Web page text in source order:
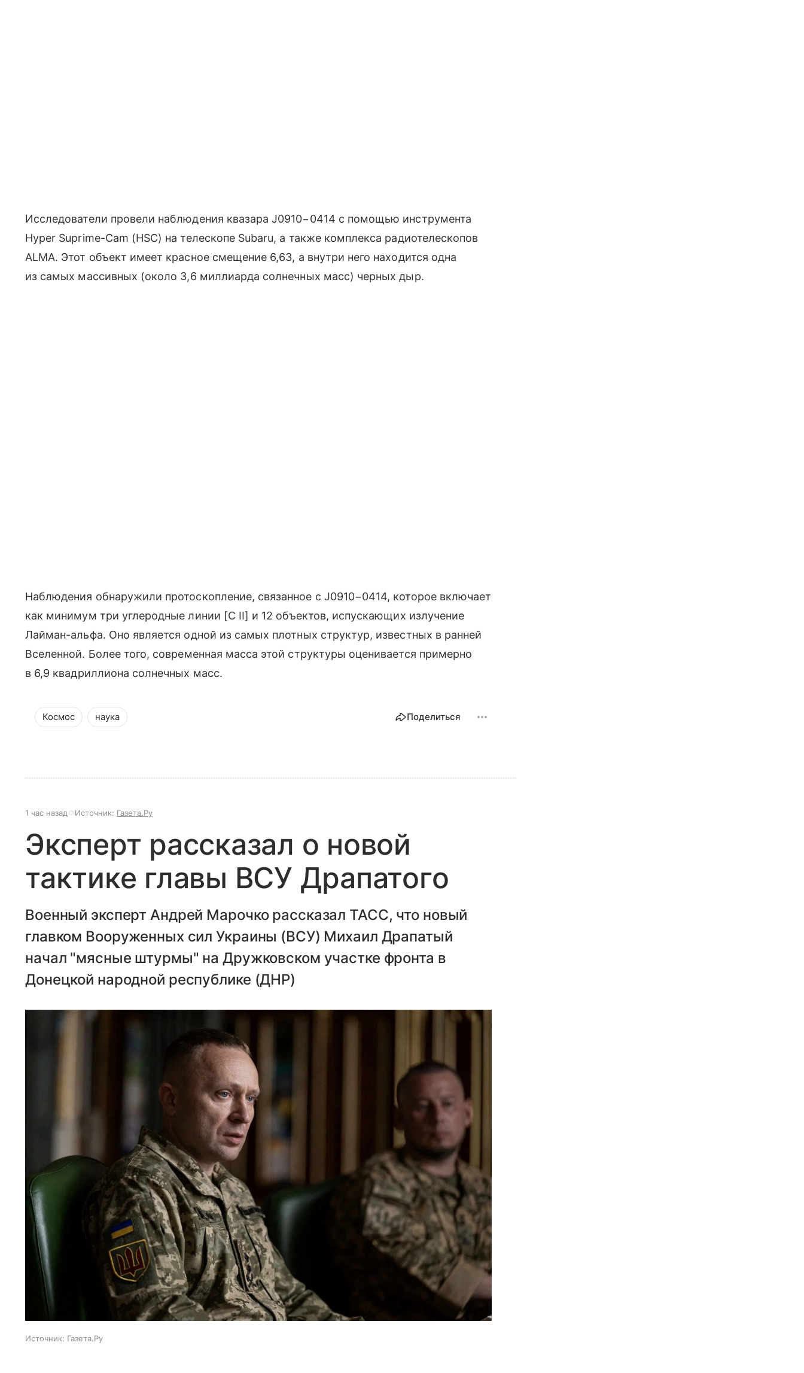
Исследователи провели наблюдения квазара J0910−0414 с помощью инструмента
Hyper Suprime-Cam (HSC) на телескопе Subaru, а также комплекса радиотелескопов
ALMA. Этот объект имеет красное смещение 6,63, а внутри него находится одна
из самых массивных (около 3,6 миллиарда солнечных масс) черных дыр.
Наблюдения обнаружили протоскопление, связанное с J0910−0414, которое включает
как минимум три углеродные линии [C II] и 12 объектов, испускающих излучение
Лайман-альфа. Оно является одной из самых плотных структур, известных в ранней
Вселенной. Более того, современная масса этой структуры оценивается примерно
в 6,9 квадриллиона солнечных масс.
Космос наука Поделиться
1 час назад Источник: Газета.Ру
Эксперт рассказал о новой
тактике главы ВСУ Драпатого
Военный эксперт Андрей Марочко рассказал ТАСС, что новый
главком Вооруженных сил Украины (ВСУ) Михаил Драпатый
начал "мясные штурмы" на Дружковском участке фронта в
Донецкой народной республике (ДНР)
Источник: Газета.Ру